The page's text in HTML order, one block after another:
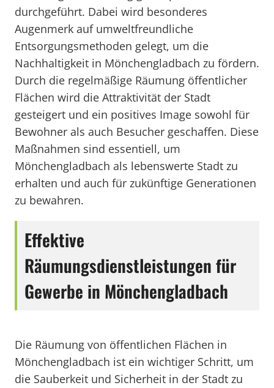
durchgeführt. Dabei wird besonderes
Augenmerk auf umweltfreundliche
Entsorgungsmethoden gelegt, um die
Nachhaltigkeit in Mönchengladbach zu fördern.
Durch die regelmäßige Räumung öffentlicher
Flächen wird die Attraktivität der Stadt
gesteigert und ein positives Image sowohl für
Bewohner als auch Besucher geschaffen. Diese
Maßnahmen sind essentiell, um
Mönchengladbach als lebenswerte Stadt zu
erhalten und auch für zukünftige Generationen
zu bewahren.
Effektive
Räumungsdienstleistungen für
Gewerbe in Mönchengladbach
Die Räumung von öffentlichen Flächen in
Mönchengladbach ist ein wichtiger Schritt, um
die Sauberkeit und Sicherheit in der Stadt zu